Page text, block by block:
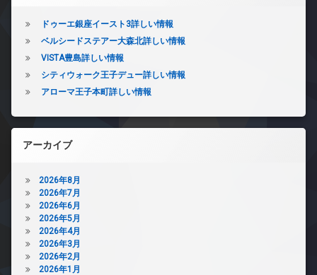
ドゥーエ銀座イースト3詳しい情報
ベルシードステアー大森北詳しい情報
VISTA豊島詳しい情報
シティウォーク王子デュー詳しい情報
アローマ王子本町詳しい情報
アーカイブ
2026年8月
2026年7月
2026年6月
2026年5月
2026年4月
2026年3月
2026年2月
2026年1月